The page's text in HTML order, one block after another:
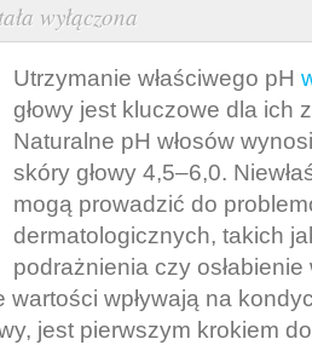
wyłączona
Utrzymanie właściwego pH
głowy jest kluczowe dla ich
Naturalne pH włosów
skóry głowy 4,5–6,0.
mogą prowadzić do
dermatologicznych, takich
podrażnienia czy osłabienie
wartości wpływają na
jest pierwszym krokiem